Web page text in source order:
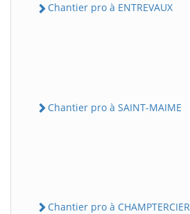
Chantier pro à ENTREVAUX
Chantier pro à SAINT-MAIME
Chantier pro à CHAMPTERCIER